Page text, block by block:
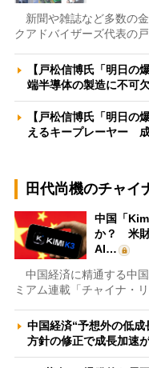
新聞や雑誌など多数の
クアドバイザーズ代表の
【戸松信博氏「明日の
端半導体の製造に不可
【戸松信博氏「明日の
えるキープレーヤー
田代尚機のチャイ
中国「
か？ 米財
AI…
中国経済に精通する中
ミアム連載「チャイナ・
中国経済“予想外の低
方針の修正で成長加速